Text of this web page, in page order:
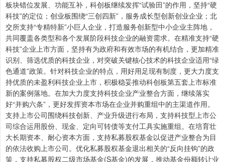
板块错位发展、功能互补，科创板继续发挥“试验田”的作用，坚持“硬
科技”的定位；创业板围绕“三创四新”，服务成长型创新创业企业；北
交所支持“专精特新”小巨人企业，打造服务创新型中小企业主阵地，
共同覆盖各类型和各个发展阶段科技企业的融资需求。在精准支持“硬
科技”企业上市方面，坚持有为政府和有效市场的有机结合，更加精准
识别、筛选优质的科技企业，对突破关键核心技术的科技企业适用“绿
色通道”政策。针对科技企业的特点，用好用足现有制度，更大力度支
持优质的未盈利科技企业上市，积极稳妥推动科创板第五套上市标准
新的案例落地。在加大力度支持科技企业产业整合方面，继续落实
好“并购六条”，更好发挥资本市场在企业并购重组中的主渠道作用。
支持上市公司围绕科技创新、产业升级进行布局，支持科技型上市公
司综合运用股份、现金、定向可转债等支付工具实施重组。在培育壮
大长期资本、耐心资本方面，支持私募股权基金以促进产业整合为目
的依法收购上市公司。优化私募股权基金退出相关的“反向挂钩”的政
策，支持私募股权二级市场基金(S基金)的发展，推动基金份额转让业